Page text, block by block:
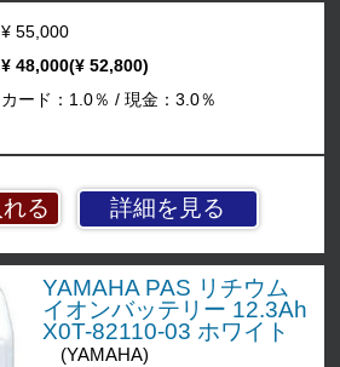
詳細を見る
¥ 55,000
¥ 48,000(¥ 52,800)
カード：1.0％ / 現金：3.0％
YAMAHA PAS リチウム
イオンバッテリー 12.3Ah
X0T-82110-03 ホワイト
(YAMAHA)